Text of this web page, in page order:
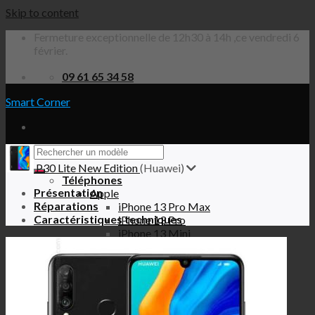
Skip to content
09 61 65 34 58
Smart Corner
Téléphones
Apple
iPhone 13 Pro Max
iPhone 13 Pro
iPhone 13 Mini
iPhone 12 Pro Max
iPhone 12 Pro
iPhone 12 Mini
iPhone 12
P30 Lite New Edition(Huawei)
Présentation
Réparations
Caractéristiques techniques